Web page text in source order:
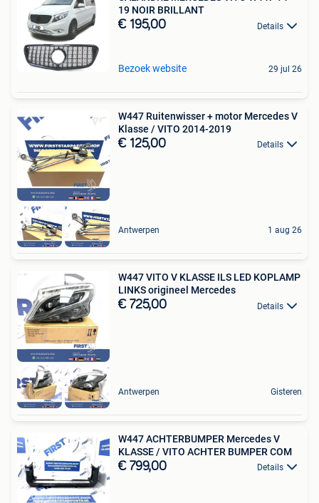
19 NOIR BRILLANT
€ 195,00 Details
Bezoek website 29 jul 26
W447 Ruitenwisser + motor Mercedes V
Klasse / VITO 2014-2019
€ 125,00 Details
Antwerpen 1 aug 26
W447 VITO V KLASSE ILS LED KOPLAMP
LINKS origineel Mercedes
€ 725,00 Details
Antwerpen Gisteren
W447 ACHTERBUMPER Mercedes V
KLASSE / VITO ACHTER BUMPER COM
€ 799,00 Details